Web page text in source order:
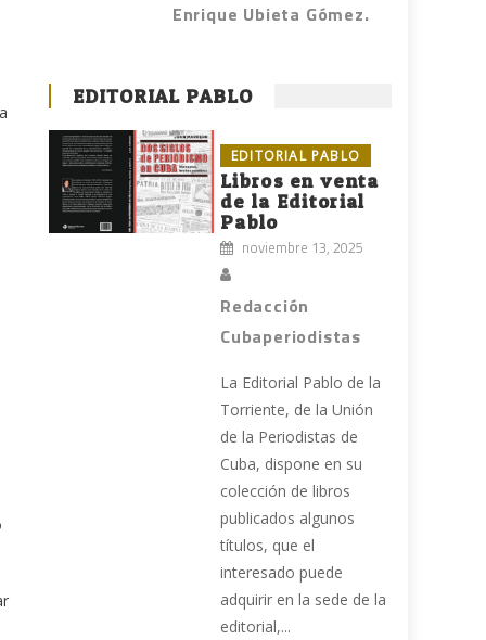
Enrique Ubieta Gómez.
EDITORIAL PABLO
EDITORIAL PABLO
Libros en venta
de la Editorial
Pablo
noviembre 13, 2025
Redacción
Cubaperiodistas
La Editorial Pablo de la
Torriente, de la Unión
de la Periodistas de
Cuba, dispone en su
colección de libros
publicados algunos
títulos, que el
interesado puede
adquirir en la sede de la
editorial,...